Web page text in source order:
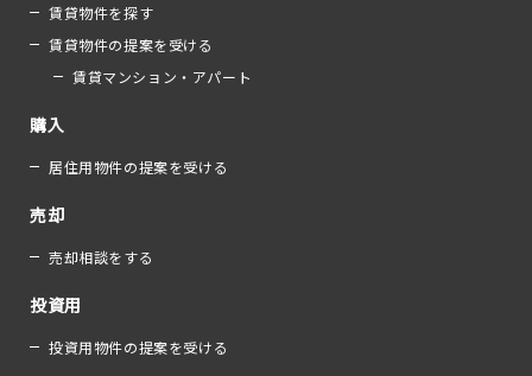
賃貸物件を探す
賃貸物件の提案を受ける
賃貸マンション・アパート
購入
居住用物件の提案を受ける
売却
売却相談をする
投資用
投資用物件の提案を受ける